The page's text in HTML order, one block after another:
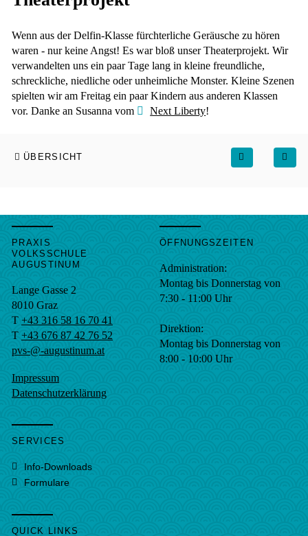
Wenn aus der Delfin-Klasse fürchterliche Geräusche zu hören
waren - nur keine Angst! Es war bloß unser Theaterprojekt. Wir
verwandelten uns ein paar Tage lang in kleine freundliche,
schreckliche, niedliche oder unheimliche Monster. Kleine Szenen
spielten wir am Freitag ein paar Kindern aus anderen Klassen
vor. Danke an Susanna vom
Next Liberty!
ÜBERSICHT
PRAXIS
VOLKSSCHULE
AUGUSTINUM
Lange Gasse 2
8010 Graz
T +43 316 58 16 70 41
T +43 676 87 42 76 52
pvs-@-augustinum.at
Impressum
Datenschutzerklärung
ÖFFNUNGSZEITEN
Administration:
Montag bis Donnerstag von
7:30 - 11:00 Uhr
Direktion:
Montag bis Donnerstag von
8:00 - 10:00 Uhr
SERVICES
Info-Downloads
Formulare
QUICK LINKS